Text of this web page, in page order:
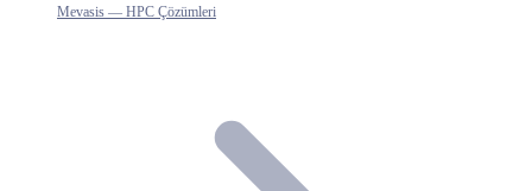
Mevasis — HPC Çözümleri